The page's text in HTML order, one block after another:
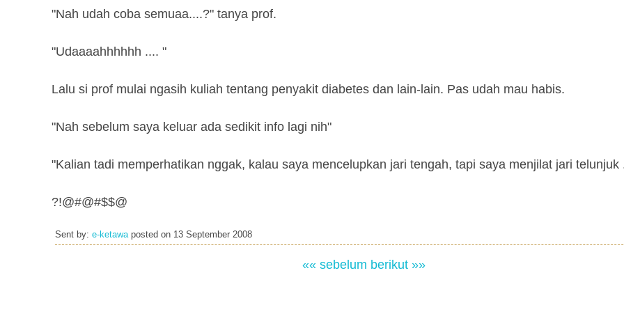
"Nah udah coba semuaa....?" tanya prof.
"Udaaaahhhhhh .... "
Lalu si prof mulai ngasih kuliah tentang penyakit diabetes dan lain-lain. Pas udah mau habis.
"Nah sebelum saya keluar ada sedikit info lagi nih"
"Kalian tadi memperhatikan nggak, kalau saya mencelupkan jari tengah, tapi saya menjilat jari telunjuk
?!@#@#$$@
Sent by: e-ketawaposted on 13 September 2008
«« sebelum berikut »»